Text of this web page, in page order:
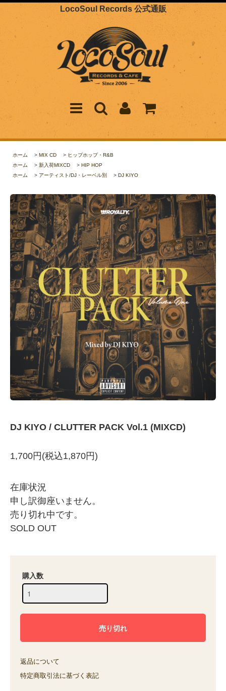
LocoSoul Records 公式通販
ホーム > MIX CD > ヒップホップ・R&B
ホーム
> 新入荷MIXCD > HIP HOP
ホーム
> アーティスト/DJ・レーベル別 > DJ KIYO
DJ KIYO / CLUTTER PACK Vol.1 (MIXCD)
1,700円(税込1,870円)
在庫状況
申し訳御座いません。
売り切れ中です。
SOLD OUT
購入数
返品について
特定商取引法に基づく表記